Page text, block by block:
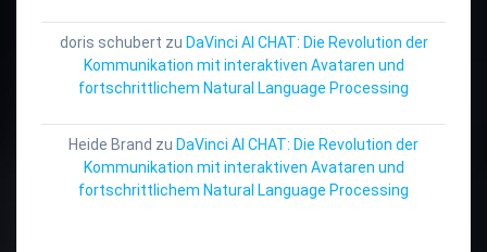
doris schubert zu DaVinci AI CHAT: Die Revolution der
Kommunikation mit interaktiven Avataren und
fortschrittlichem Natural Language Processing
Heide Brand zu DaVinci AI CHAT: Die Revolution der
Kommunikation mit interaktiven Avataren und
fortschrittlichem Natural Language Processing